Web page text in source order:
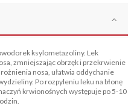
ksylometazoliny. Lek
zmniejszając obrzęk i przekrwienie
nosa, ułatwia oddychanie
Po rozpyleniu leku na błonę
krwionośnych występuje po 5-10